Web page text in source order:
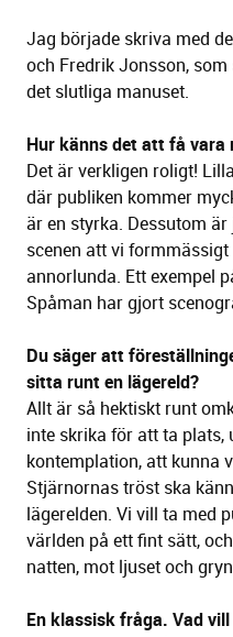
Jag började skriva med
och Fredrik Jonsson,
det slutliga manuset.
Hur känns det att få vara
Det är verkligen roligt!
där publiken kommer
är en styrka. Dessutom
scenen att vi
annorlunda. Ett exempel
Spåman har gjort
Du säger att
sitta runt en lägereld?
Allt är så hektiskt runt
inte skrika för att ta plats,
kontemplation, att kunna
Stjärnornas tröst ska
lägerelden. Vi vill ta med
världen på ett fint sätt,
natten, mot ljuset och
En klassisk fråga. Vad